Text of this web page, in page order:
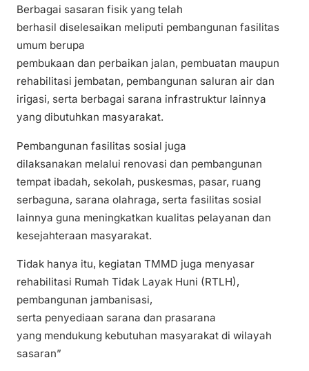
Berbagai sasaran fisik yang telah
berhasil diselesaikan meliputi pembangunan fasilitas
umum berupa
pembukaan dan perbaikan jalan, pembuatan maupun
rehabilitasi jembatan, pembangunan saluran air dan
irigasi, serta berbagai sarana infrastruktur lainnya
yang dibutuhkan masyarakat.
Pembangunan fasilitas sosial juga
dilaksanakan melalui renovasi dan pembangunan
tempat ibadah, sekolah, puskesmas, pasar, ruang
serbaguna, sarana olahraga, serta fasilitas sosial
lainnya guna meningkatkan kualitas pelayanan dan
kesejahteraan masyarakat.
Tidak hanya itu, kegiatan TMMD juga menyasar
rehabilitasi Rumah Tidak Layak Huni (RTLH),
pembangunan jambanisasi,
serta penyediaan sarana dan prasarana
yang mendukung kebutuhan masyarakat di wilayah
sasaran”